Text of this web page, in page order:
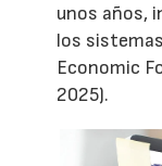
unos años,
los
Economic
2025).